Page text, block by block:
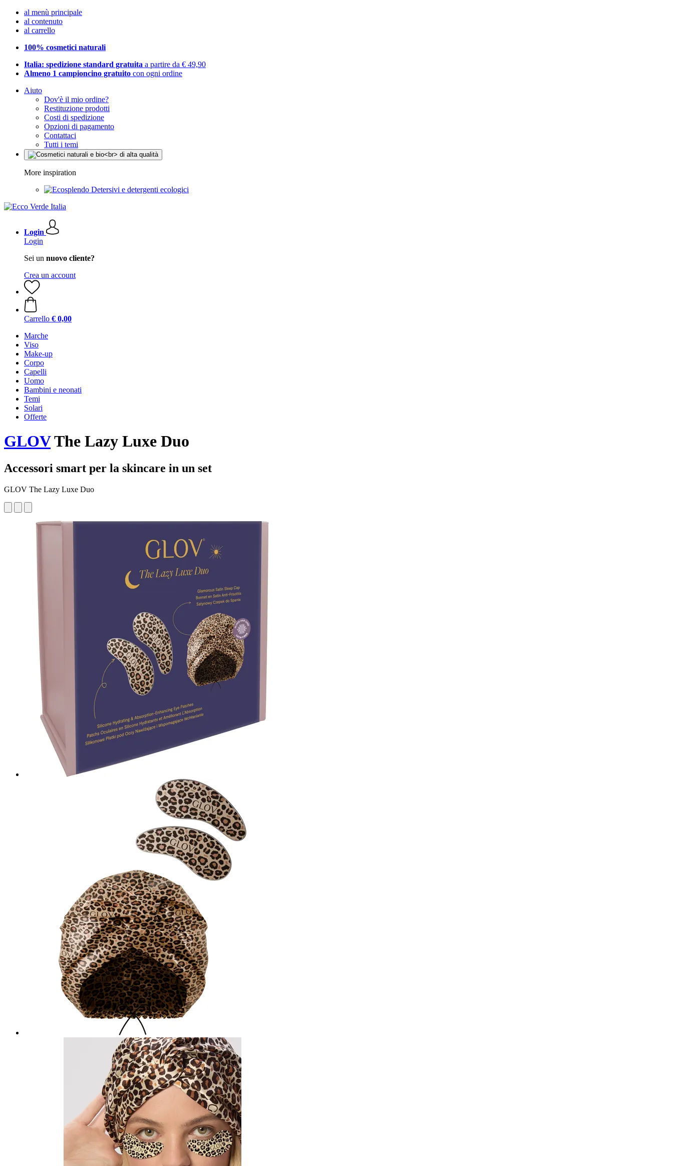
al menù principale
al contenuto
al carrello
100% cosmetici naturali
Italia: spedizione standard gratuita a partire da € 49,90
Almeno 1 campioncino gratuito con ogni ordine
Aiuto
Dov'è il mio ordine?
Restituzione prodotti
Costi di spedizione
Opzioni di pagamento
Contattaci
Tutti i temi
More inspiration
Detersivi e detergenti ecologici
Login
Login
Sei un nuovo cliente?
Crea un account
Carrello € 0,00
Marche
Viso
Make-up
Corpo
Capelli
Uomo
Bambini e neonati
Temi
Solari
Offerte
GLOVThe Lazy Luxe Duo
Accessori smart per la skincare in un set
GLOV The Lazy Luxe Duo